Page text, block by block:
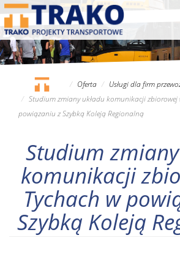
Przejdź
treści
Oferta
Usługi dla firm
Studium zmiany układu komunikacji zbiorowej
powiązaniu z Szybką Koleją Regionalną
Studium
komunikacji
Tychach w
Szybką Koleją